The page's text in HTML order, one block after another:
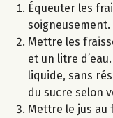
Équeuter les
Mettre les
et un litre
liquide, sans
du sucre selon
Mettre le jus au